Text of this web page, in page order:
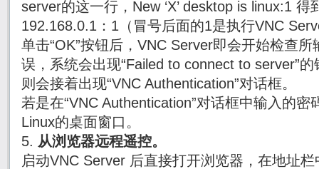
server的这一行，New ‘X’ desktop is linux:1
192.168.0.1：1（冒号后面的1是执行VNC
单击“OK”按钮后，VNC Server即会开始检查
误，系统会出现“Failed to connect to server”
则会接着出现“VNC Authentication”对话框。
若是在“VNC Authentication”对话框中输入的
Linux的桌面窗口。
5. 从浏览器远程遥控。
启动VNC Server 后直接打开浏览器，在地址